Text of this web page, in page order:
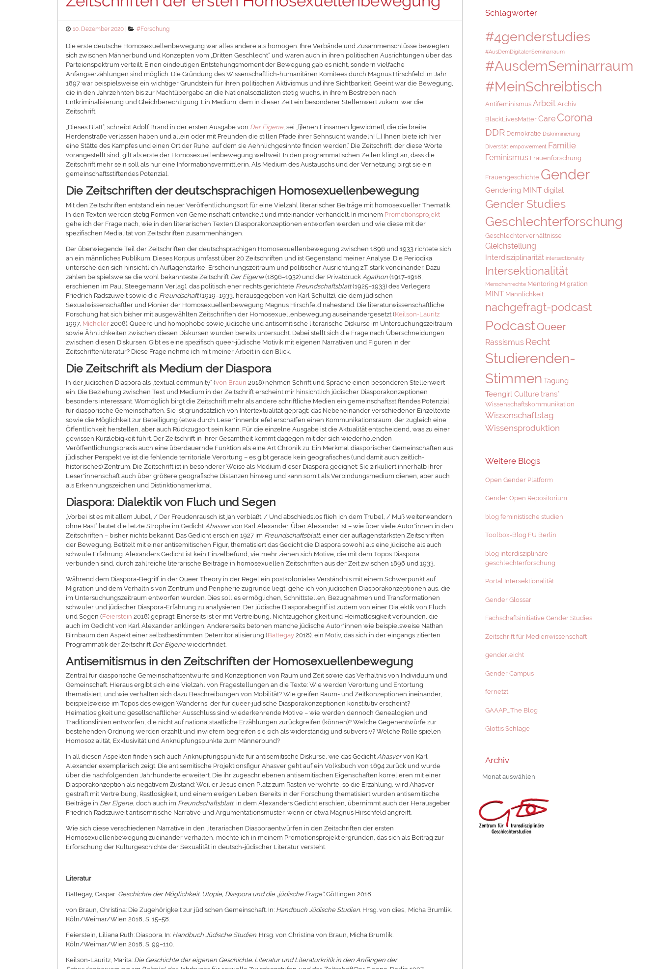
Posted
10. Dezember 2020 Categories
#Forschung
Die erste deutsche Homosexuellenbewegung war alles andere als homogen. Ihre Verbände und Zusammenschlüsse bewegten
sich zwischen Männerbund und Konzepten vom „Dritten Geschlecht“ und waren auch in ihren politischen Ausrichtungen über das
Parteienspektrum verteilt. Einen eindeutigen Entstehungsmoment der Bewegung gab es nicht, sondern vielfache
Anfangserzählungen sind möglich. Die Gründung des Wissenschaftlich-humanitären Komitees durch Magnus Hirschfeld im Jahr
1897 war beispielsweise ein wichtiger Grundstein für ihren politischen Aktivismus und ihre Sichtbarkeit. Geeint war die Bewegung,
die in den Jahrzehnten bis zur Machtübergabe an die Nationalsozialisten stetig wuchs, in ihrem Bestreben nach
Entkriminalisierung und Gleichberechtigung. Ein Medium, dem in dieser Zeit ein besonderer Stellenwert zukam, war die
Zeitschrift.
„Dieses Blatt“, schreibt Adolf Brand in der ersten Ausgabe von Der Eigene, sei „[j]enen Einsamen [gewidmet], die die breite
Herdenstraße verlassen haben und allein oder mit Freunden die stillen Pfade ihrer Sehnsucht wandeln! […] Ihnen biete ich hier
eine Stätte des Kampfes und einen Ort der Ruhe, auf dem sie Aehnlichgesinnte finden werden.“ Die Zeitschrift, der diese Worte
vorangestellt sind, gilt als erste der Homosexuellenbewegung weltweit. In den programmatischen Zeilen klingt an, dass die
Zeitschrift mehr sein soll als nur eine Informationsvermittlerin. Als Medium des Austauschs und der Vernetzung birgt sie ein
gemeinschaftsstiftendes Potenzial.
Die Zeitschriften der deutschsprachigen Homosexuellenbewegung
Mit den Zeitschriften entstand ein neuer Veröffentlichungsort für eine Vielzahl literarischer Beiträge mit homosexueller Thematik.
In den Texten werden stetig Formen von Gemeinschaft entwickelt und miteinander verhandelt. In meinem Promotionsprojekt
gehe ich der Frage nach, wie in den literarischen Texten Diasporakonzeptionen entworfen werden und wie diese mit der
spezifischen Medialität von Zeitschriften zusammenhängen.
Der überwiegende Teil der Zeitschriften der deutschsprachigen Homosexuellenbewegung zwischen 1896 und 1933 richtete sich
an ein männliches Publikum. Dieses Korpus umfasst über 20 Zeitschriften und ist Gegenstand meiner Analyse. Die Periodika
unterscheiden sich hinsichtlich Auflagenstärke, Erscheinungszeitraum und politischer Ausrichtung z.T. stark voneinander. Dazu
zählen beispielsweise die wohl bekannteste Zeitschrift Der Eigene(1896–1932) und der Privatdruck Agathon(1917–1918,
erschienen im Paul Steegemann Verlag), das politisch eher rechts gerichtete Freundschaftsblatt(1925–1933) des Verlegers
Friedrich Radszuweit sowie die Freundschaft(1919–1933, herausgegeben von Karl Schultz), die dem jüdischen
Sexualwissenschaftler und Pionier der Homosexuellenbewegung Magnus Hirschfeld nahestand. Die literaturwissenschaftliche
Forschung hat sich bisher mit ausgewählten Zeitschriften der Homosexuellenbewegung auseinandergesetzt (Keilson-Lauritz
1997, Micheler 2008). Queere und homophobe sowie jüdische und antisemitische literarische Diskurse im Untersuchungszeitraum
sowie Ähnlichkeiten zwischen diesen Diskursen wurden bereits untersucht. Dabei stellt sich die Frage nach Überschneidungen
zwischen diesen Diskursen. Gibt es eine spezifisch queer-jüdische Motivik mit eigenen Narrativen und Figuren in der
Zeitschriftenliteratur? Diese Frage nehme ich mit meiner Arbeit in den Blick.
Die Zeitschrift als Medium der Diaspora
In der jüdischen Diaspora als „textual community“ (von Braun 2018) nehmen Schrift und Sprache einen besonderen Stellenwert
ein. Die Beziehung zwischen Text und Medium in der Zeitschrift erscheint mir hinsichtlich jüdischer Diasporakonzeptionen
besonders interessant. Womöglich birgt die Zeitschrift mehr als andere schriftliche Medien ein gemeinschaftsstiftendes Potenzial
für diasporische Gemeinschaften. Sie ist grundsätzlich von Intertextualität geprägt; das Nebeneinander verschiedener Einzeltexte
sowie die Möglichkeit zur Beteiligung (etwa durch Leser*innenbriefe) erschaffen einen Kommunikationsraum, der zugleich eine
Öffentlichkeit herstellen, aber auch Rückzugsort sein kann. Für die einzelne Ausgabe ist die Aktualität entscheidend, was zu einer
gewissen Kurzlebigkeit führt. Der Zeitschrift in ihrer Gesamtheit kommt dagegen mit der sich wiederholenden
Veröffentlichungspraxis auch eine überdauernde Funktion als eine Art Chronik zu. Ein Merkmal diasporischer Gemeinschaften aus
jüdischer Perspektive ist die fehlende territoriale Verortung – es gibt gerade kein geografisches (und damit auch zeitlich-
historisches) Zentrum. Die Zeitschrift ist in besonderer Weise als Medium dieser Diaspora geeignet: Sie zirkuliert innerhalb ihrer
Leser*innenschaft auch über größere geografische Distanzen hinweg und kann somit als Verbindungsmedium dienen, aber auch
als Erkennungszeichen und Distinktionsmerkmal.
Diaspora: Dialektik von Fluch und Segen
„Vorbei ist es mit allem Jubel, / Der Freudenrausch ist jäh verblaßt. / Und abschiedslos flieh ich dem Trubel, / Muß weiterwandern
ohne Rast“ lautet die letzte Strophe im Gedicht Ahasvervon Karl Alexander. Über Alexander ist – wie über viele Autor*innen in den
Zeitschriften – bisher nichts bekannt. Das Gedicht erschien 1927 im Freundschaftsblatt, einer der auflagenstärksten Zeitschriften
der Bewegung. Betitelt mit einer antisemitischen Figur, thematisiert das Gedicht die Diaspora sowohl als eine jüdische als auch
schwule Erfahrung. Alexanders Gedicht ist kein Einzelbefund, vielmehr ziehen sich Motive, die mit dem Topos Diaspora
verbunden sind, durch zahlreiche literarische Beiträge in homosexuellen Zeitschriften aus der Zeit zwischen 1896 und 1933.
Während dem Diaspora-Begriff in der Queer Theory in der Regel ein postkoloniales Verständnis mit einem Schwerpunkt auf
Migration und dem Verhältnis von Zentrum und Peripherie zugrunde liegt, gehe ich von jüdischen Diasporakonzeptionen aus, die
im Untersuchungszeitraum entworfen wurden. Dies soll es ermöglichen, Schnittstellen, Bezugnahmen und Transformationen
schwuler und jüdischer Diaspora-Erfahrung zu analysieren. Der jüdische Diasporabegriff ist zudem von einer Dialektik von Fluch
und Segen (Feierstein 2018) geprägt: Einerseits ist er mit Vertreibung, Nichtzugehörigkeit und Heimatlosigkeit verbunden, die
auch im Gedicht von Karl Alexander anklingen. Andererseits betonen manche jüdische Autor*innen wie beispielsweise Nathan
Birnbaum den Aspekt einer selbstbestimmten Deterritorialisierung (Battegay 2018), ein Motiv, das sich in der eingangs zitierten
Programmatik der Zeitschrift Der Eigenewiederfindet.
Antisemitismus in den Zeitschriften der Homosexuellenbewegung
Zentral für diasporische Gemeinschaftsentwürfe sind Konzeptionen von Raum und Zeit sowie das Verhältnis von Individuum und
Gemeinschaft. Hieraus ergibt sich eine Vielzahl von Fragestellungen an die Texte: Wie werden Verortung und Entortung
thematisiert, und wie verhalten sich dazu Beschreibungen von Mobilität? Wie greifen Raum- und Zeitkonzeptionen ineinander,
beispielsweise im Topos des ewigen Wanderns, der für queer-jüdische Diasporakonzeptionen konstitutiv erscheint?
Heimatlosigkeit und gesellschaftlicher Ausschluss sind wiederkehrende Motive – wie werden dennoch Genealogien und
Traditionslinien entworfen, die nicht auf nationalstaatliche Erzählungen zurückgreifen (können)? Welche Gegenentwürfe zur
bestehenden Ordnung werden erzählt und inwiefern begreifen sie sich als widerständig und subversiv? Welche Rolle spielen
Homosozialität, Exklusivität und Anknüpfungspunkte zum Männerbund?
In all diesen Aspekten finden sich auch Anknüpfungspunkte für antisemitische Diskurse, wie das GedichtAhasvervon Karl
Alexander exemplarisch zeigt. Die antisemitische Projektionsfigur Ahasver geht auf ein Volksbuch von 1694 zurück und wurde
über die nachfolgenden Jahrhunderte erweitert. Die ihr zugeschriebenen antisemitischen Eigenschaften korrelieren mit einer
Diasporakonzeption als negativem Zustand: Weil er Jesus einen Platz zum Rasten verwehrte, so die Erzählung, wird Ahasver
gestraft mit Vertreibung, Rastlosigkeit, und einem ewigen Leben. Bereits in der Forschung thematisiert wurden antisemitische
Beiträge in Der Eigene, doch auch im Freundschaftsblatt, in dem Alexanders Gedicht erschien, übernimmt auch der Herausgeber
Friedrich Radszuweit antisemitische Narrative und Argumentationsmuster, wenn er etwa Magnus Hirschfeld angreift.
Wie sich diese verschiedenen Narrative in den literarischen Diasporaentwürfen in den Zeitschriften der ersten
Homosexuellenbewegung zueinander verhalten, möchte ich in meinem Promotionsprojekt ergründen, das sich als Beitrag zur
Erforschung der Kulturgeschichte der Sexualität in deutsch-jüdischer Literatur versteht.
Literatur
Battegay, Caspar: Geschichte der Möglichkeit. Utopie, Diaspora und die „jüdische Frage“.Göttingen 2018.
von Braun, Christina: Die Zugehörigkeit zur jüdischen Gemeinschaft. In: Handbuch Jüdische Studien. Hrsg. von dies., Micha Brumlik.
Köln/Weimar/Wien 2018, S. 15–58.
Feierstein, Liliana Ruth: Diaspora. In: Handbuch Jüdische Studien. Hrsg. von Christina von Braun, Micha Brumlik.
Köln/Weimar/Wien 2018, S. 99–110.
Keilson-Lauritz, Marita: Die Geschichte der eigenen Geschichte. Literatur und Literaturkritik in den Anfängen der
Schlagwörter
#4genderstudies
#AusDemDigitalenSeminarraum
#AusdemSeminarraum
#MeinSchreibtisch
Antifeminismus Arbeit Archiv
BlackLivesMatter Care Corona
DDR Demokratie Diskriminierung
Diversität empowerment Familie
Feminismus Frauenforschung
Frauengeschichte Gender
Gendering MINT digital
Gender Studies
Geschlechterforschung
Geschlechterverhältnisse
Gleichstellung
Interdisziplinarität intersectionality
Intersektionalität
Menschenrechte Mentoring Migration
MINT Männlichkeit
nachgefragt-podcast
PodcastQueer
Rassismus Recht
Studierenden-
Stimmen Tagung
Teengirl Culturetrans*
Wissenschaftskommunikation
Wissenschaftstag
Wissensproduktion
Weitere Blogs
Open Gender Platform
Gender Open Repositorium
blog feministische studien
Toolbox-Blog FU Berlin
blog interdisziplinäre
geschlechterforschung
Portal Intersektionalität
Gender Glossar
Fachschaftsinitiative Gender Studies
Zeitschrift für Medienwissenschaft
genderleicht
Gender Campus
fernetzt
GAAAP_The Blog
Glottis Schläge
Archiv
Archiv